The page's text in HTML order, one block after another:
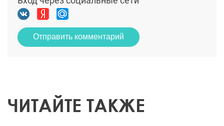
Отправить комментарий
ЧИТАЙТЕ ТАКЖЕ